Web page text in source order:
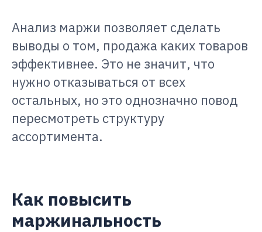
Анализ маржи позволяет сделать
выводы о том, продажа каких товаров
эффективнее. Это не значит, что
нужно отказываться от всех
остальных, но это однозначно повод
пересмотреть структуру
ассортимента.
Как повысить
маржинальность